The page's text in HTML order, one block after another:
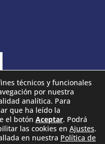
Del Mundo S.L.
técnicos y funcionales
por nuestra
analítica. Para
que ha leído la
el botón Aceptar. Podrá
las cookies en Ajustes.
en nuestra Política de